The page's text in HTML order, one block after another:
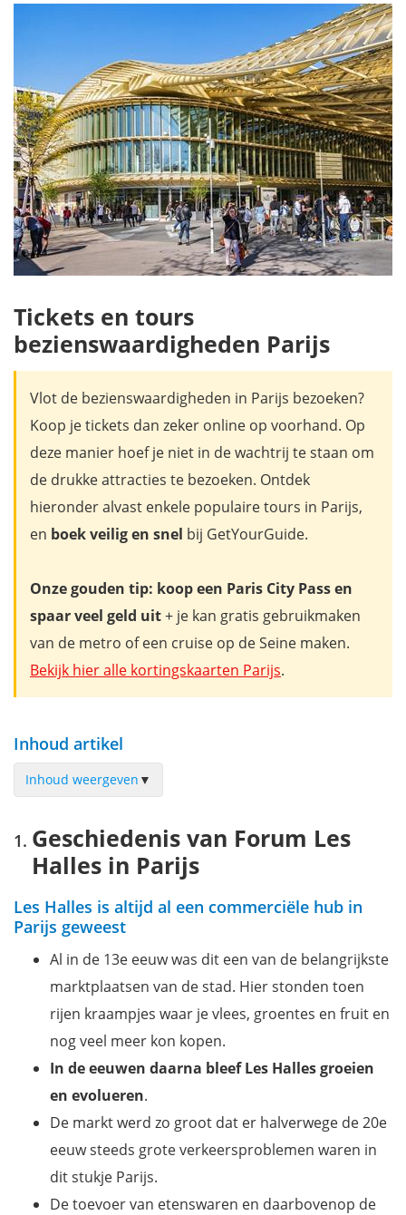
Tickets en tours
bezienswaardigheden Parijs
Vlot de bezienswaardigheden in Parijs bezoeken?
Koop je tickets dan zeker online op voorhand. Op
deze manier hoef je niet in de wachtrij te staan om
de drukke attracties te bezoeken. Ontdek
hieronder alvast enkele populaire tours in Parijs,
en boek veilig en snel bij GetYourGuide.
Onze gouden tip: koop een Paris City Passen
spaar veel geld uit+ je kan gratis gebruikmaken
van de metro of een cruise op de Seine maken.
Bekijk hier alle kortingskaarten Parijs.
Inhoud artikel
Inhoud weergeven ▼
Forum des Halles: een shopping Walhalla
Het dak van Les Halles
Het grootste metrostation ter wereld
Jardin Nelson Mandela
Praktische info voor je bezoek aan Forum des Halles
Waar overnachten in Parijs?
Mis niets tijdens je verblijf in Parijs met onze reisgids!
Geschiedenis van Forum Les
Halles in Parijs
Les Halles is altijd al een commerciële hub in
Parijs geweest
Al in de 13e eeuw was dit een van de belangrijkste
marktplaatsen van de stad. Hier stonden toen
rijen kraampjes waar je vlees, groentes en fruit en
nog veel meer kon kopen.
In de eeuwen daarna bleef Les Halles groeien
en evolueren.
De markt werd zo groot dat er halverwege de 20e
eeuw steeds grote verkeersproblemen waren in
dit stukje Parijs.
De toevoer van etenswaren en daarbovenop de